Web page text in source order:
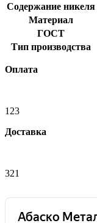
Содержание никеля
Материал
ГОСТ
Тип производства
Оплата
123
Доставка
321